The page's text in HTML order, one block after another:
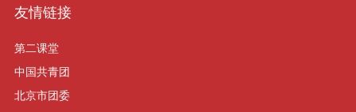
友情链接
第二课堂
中国共青团
北京市团委